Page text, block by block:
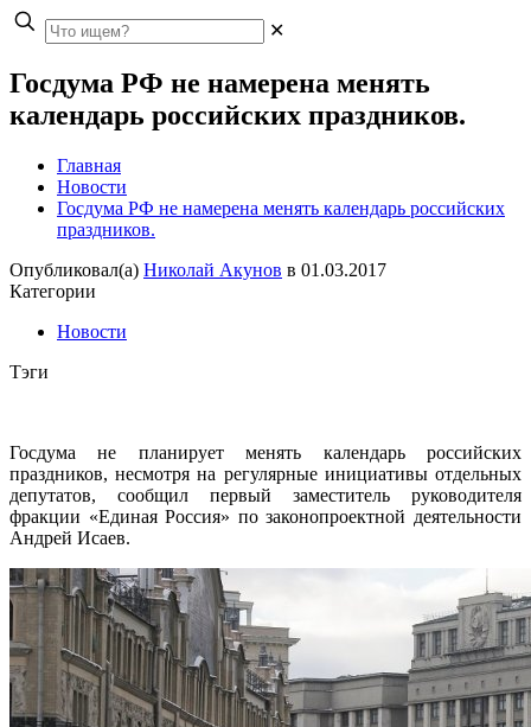
✕
Госдума РФ не намерена менять
календарь российских праздников.
Главная
Новости
Госдума РФ не намерена менять календарь российских
праздников.
Опубликовал(а) Николай Акунов в 01.03.2017
Категории
Новости
Тэги
Госдума не планирует менять календарь российских
праздников, несмотря на регулярные инициативы отдельных
депутатов, сообщил первый заместитель руководителя
фракции «Единая Россия» по законопроектной деятельности
Андрей Исаев.